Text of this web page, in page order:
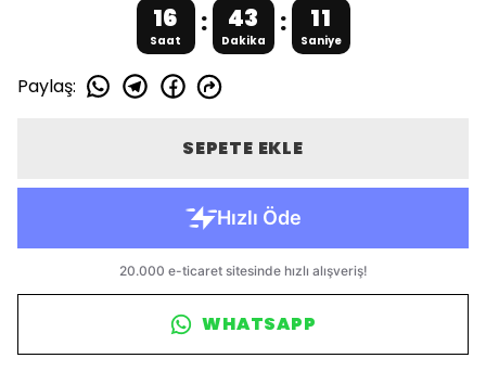
16
Saat
: 43
Dakika
: 11
Saniye
Paylaş:
SEPETE EKLE
WHATSAPP